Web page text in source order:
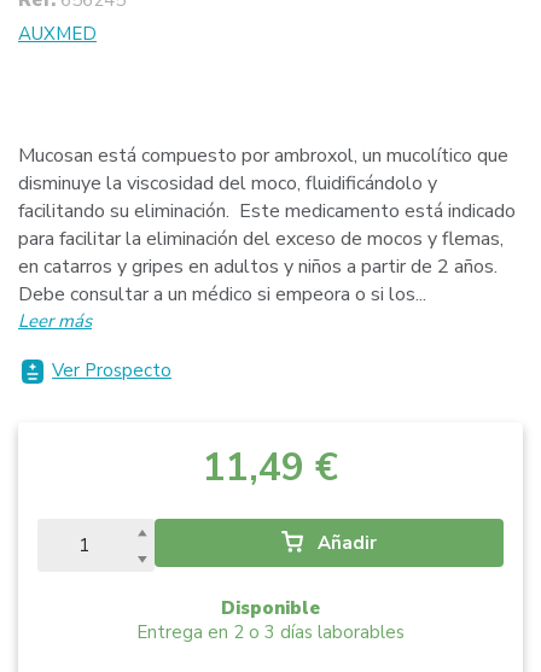
AUXMED
Mucosan está compuesto por ambroxol, un mucolítico que
disminuye la viscosidad del moco, fluidificándolo y
facilitando su eliminación. Este medicamento está indicado
para facilitar la eliminación del exceso de mocos y flemas,
en catarros y gripes en adultos y niños a partir de 2 años.
Debe consultar a un médico si empeora o si los...
Leer más
Ver Prospecto
11,49 €
Añadir
Disponible
Entrega en 2 o 3 días laborables